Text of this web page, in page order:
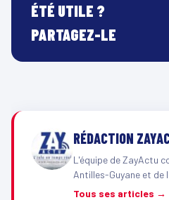
ÉTÉ UTILE ?
PARTAGEZ-LE
RÉDACTION
L'équipe de ZayActu
Antilles-Guyane et de
Tous ses articles →